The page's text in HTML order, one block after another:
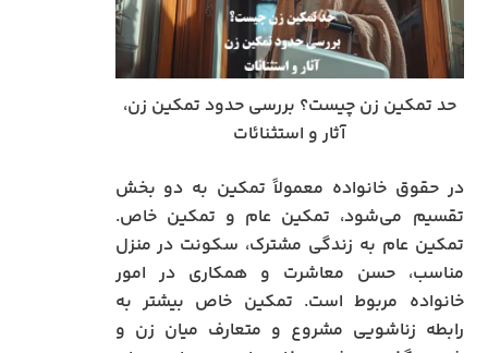
حد تمکین زن چیست؟ بررسی حدود تمکین زن،
آثار و استثنائات
در حقوق خانواده معمولاً تمکین به دو بخش
تقسیم می‌شود، تمکین عام و تمکین خاص.
تمکین عام به زندگی مشترک، سکونت در منزل
مناسب، حسن معاشرت و همکاری در امور
خانواده مربوط است. تمکین خاص بیشتر به
رابطه زناشویی مشروع و متعارف میان زن و